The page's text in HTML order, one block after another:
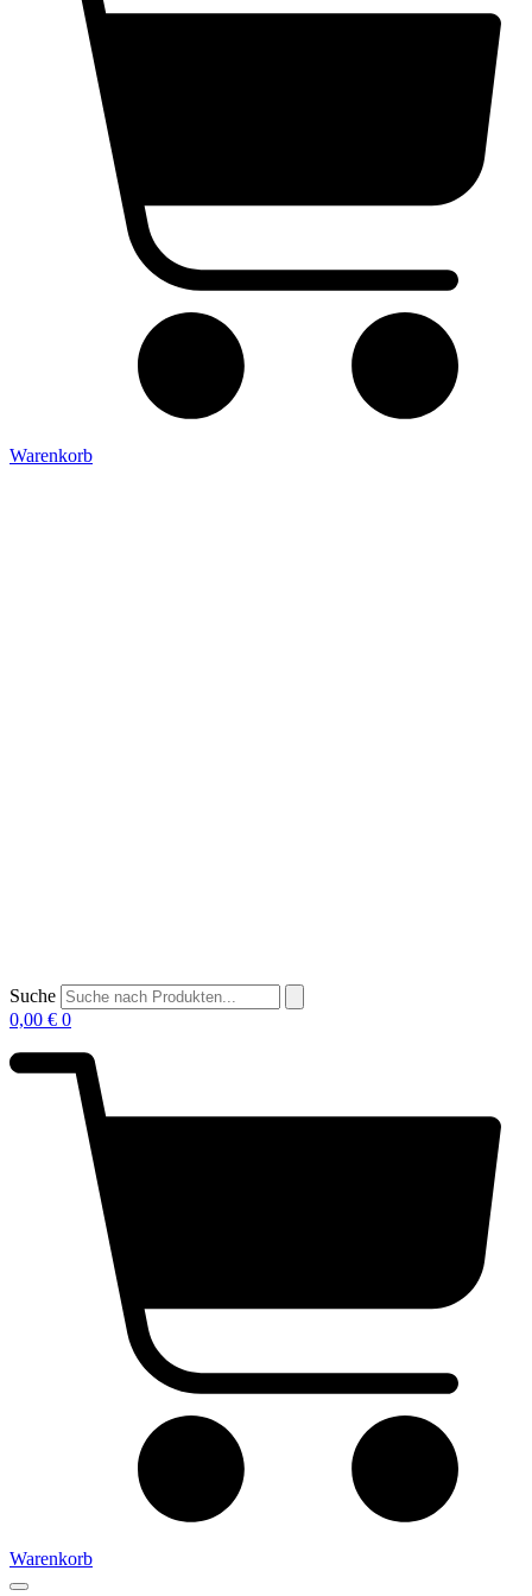
Warenkorb
Suche
0,00 € 0
Warenkorb